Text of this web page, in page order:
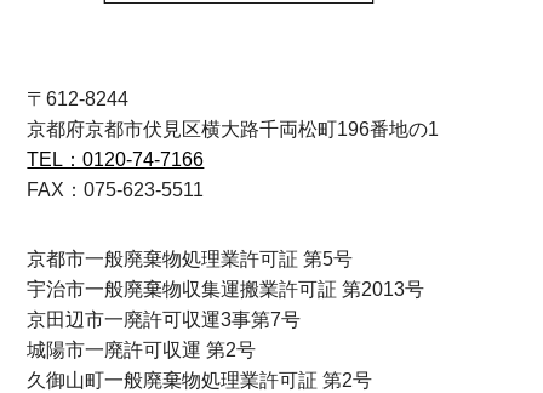
〒612-8244
京都府京都市伏見区横大路千両松町196番地の1
TEL：0120-74-7166
FAX：075-623-5511
京都市一般廃棄物処理業許可証 第5号
宇治市一般廃棄物収集運搬業許可証 第2013号
京田辺市一廃許可収運3事第7号
城陽市一廃許可収運 第2号
久御山町一般廃棄物処理業許可証 第2号